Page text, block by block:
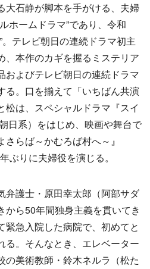
大石静が脚本を手がける、夫婦
ホームドラマ”であり、令和
テレビ朝日の連続ドラマ初主
、本作のカギを握るミステリア
およびテレビ朝日の連続ドラマ
る。口を揃えて「いちばん共演
松は、スペシャルドラマ『スイ
日系）をはじめ、映画や舞台で
らば～かむろば村へ～』
ぶりに夫婦役を演じる。
護士・原田幸太郎（阿部サダ
から50年間独身主義を貫いてき
緊急入院した病院で、初めてと
る。そんなとき、エレベーター
の美術教師・鈴木ネルラ（松た